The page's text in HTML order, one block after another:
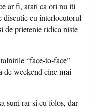
ar fi, arati ca ori nu iti
discutie cu interlocutorul
de prietenie ridica niste
“face-to-face”
de weekend cine mai
suni rar si cu folos, dar